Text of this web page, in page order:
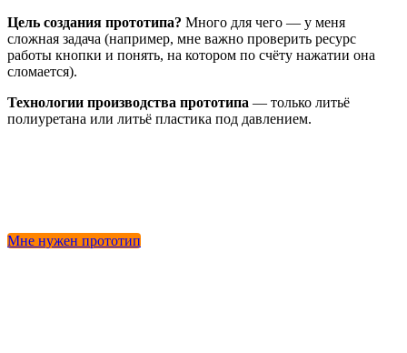
Цель создания прототипа? Много для чего — у меня
сложная задача (например, мне важно проверить ресурс
работы кнопки и понять, на котором по счёту нажатии она
сломается).
Технологии производства прототипа — только литьё
полиуретана или литьё пластика под давлением.
Мне нужен прототип